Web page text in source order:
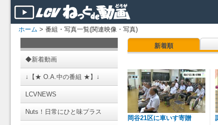
ホーム > 番組・写真一覧(関連映像・写真)
◆新着動画
↓【★ O.A.中の番組 ★】↓
LCVNEWS
Nuts！日常にひと味プラス
新着順
岡谷21区に車いす寄贈